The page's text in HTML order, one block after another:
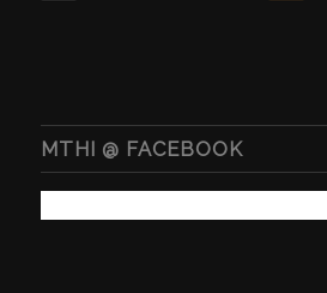
MTHI @ FACEBOOK